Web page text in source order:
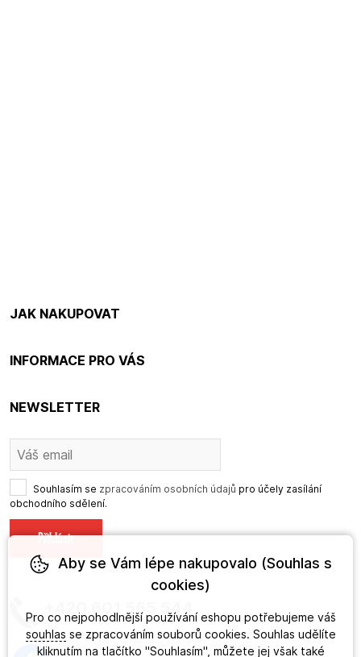
JAK NAKUPOVAT
INFORMACE PRO VÁS
NEWSLETTER
Souhlasím se zpracováním osobních údajů pro účely zasílání
obchodního sdělení.
+420 601 565 544
Aby se Vám lépe nakupovalo (Souhlas s
cookies)
Pro co nejpohodlnější používání eshopu potřebujeme váš
souhlas se zpracováním souborů cookies. Souhlas udělíte
kliknutím na tlačítko "Souhlasím", můžete jej však také